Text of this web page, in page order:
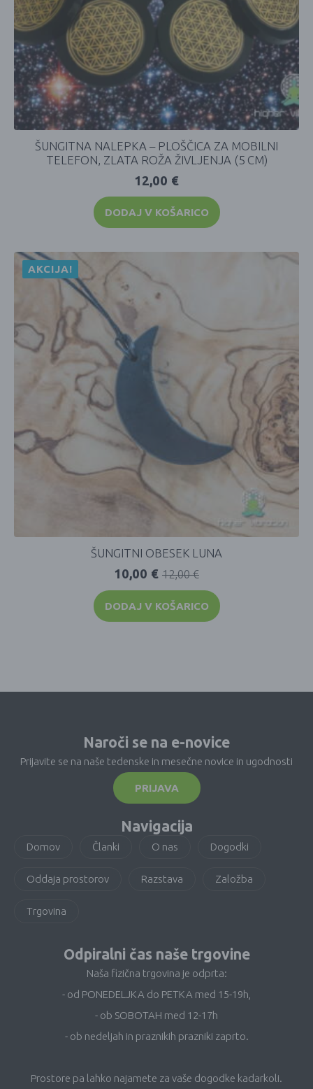
ŠUNGITNA NALEPKA – PLOŠČICA ZA MOBILNI
TELEFON, ZLATA ROŽA ŽIVLJENJA (5 CM)
12,00 €
DODAJ V KOŠARICO
AKCIJA!
ŠUNGITNI OBESEK LUNA
12,00€
10,00 €
DODAJ V KOŠARICO
Naroči se na e-novice
Prijavite se na naše tedenske in mesečne novice in ugodnosti
PRIJAVA
Navigacija
Domov Članki O nas Dogodki
Oddaja prostorov Razstava Založba
Trgovina
Odpiralni čas naše trgovine
Naša fizična trgovina je odprta:
- od PONEDELJKA do PETKA med 15-19h,
- ob SOBOTAH med 12-17h
- ob nedeljah in praznikih prazniki zaprto.
Prostore pa lahko najamete za vaše dogodke kadarkoli.